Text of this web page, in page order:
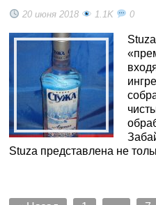
20 июня 2018 1.1K 0
Stuza представлена не